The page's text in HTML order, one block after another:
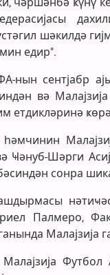
шәкилдә
едир".
нын сентјабр
вә
етдикләринә
Ҹәнуб-Шәрги
сонра
Палмеро,
Малајзија